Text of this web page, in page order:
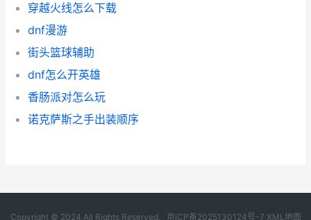
穿越火线怎么下载
dnf漫游
街头篮球辅助
dnf怎么开英雄
香肠派对怎么玩
诺克萨斯之手出装顺序
Copyright © 2024 All Rights Reserved. 京ICP备2025130124号-7 XML地图